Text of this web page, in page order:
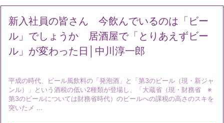
新入社員の皆さん 今飲んでいるのは「ビー
ル」でしょうか 居酒屋で「とりあえずビー
ル」が変わった日│中川淳一郎
平成の時代、ビール風飲料の「発泡酒」と「第3のビール（現・新ジャ
ンル）」という酒税の低い2種類が登場し、「大蔵省（現・財務省 ※
第3のビールについては財務省時代）のビールへの課税の高さのスキを
突いたメ ...